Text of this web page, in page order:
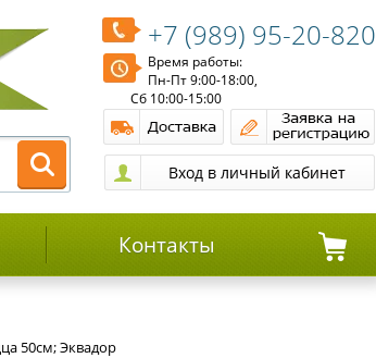
+7 (989) 95-20-820
Время работы:
Пн-Пт 9:00-18:00,
Сб 10:00-15:00
Контакты
50см; Эквадор